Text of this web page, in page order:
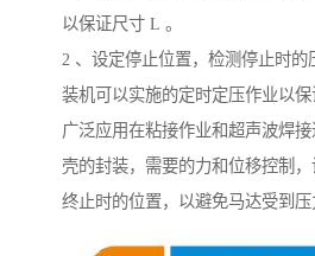
以保证尺寸 L 。
2 、设定停止位置，检测停止时
装机可以实施的定时定压作业以保
广泛应用在粘接作业和超声波焊
壳的封装，需要的力和位移控制
终止时的位置，以避免马达受到